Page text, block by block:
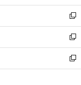
開
く
ウ
で
開
く
ン
ド
ウ
で
開
く
ウ
ィ
ン
ド
ウ
で
開
し
い
ウ
ィ
ン
ド
ウ
新
し
い
ウ
ィ
ン
新
し
い
ウ
新
し